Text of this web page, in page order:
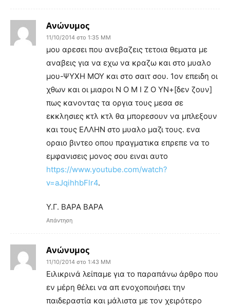
Ανώνυμος
11/10/2014 στο 1:35 ΜΜ
μου αρεσει που ανεβαζεις τετοια θεματα με
αναβεις για να εχω να κραζω και στο μυαλο
μου-ΨΥΧΗ ΜΟΥ και στο σαιτ σου. 1ον επειδη οι
χθων και οι μιαροι Ν Ο Μ Ι Ζ Ο ΥΝ+[δεν ζουν]
πως κανοντας τα οργια τους μεσα σε
εκκλησιες κτλ κτλ θα μπορεσουν να μπλεξουν
και τους ΕΛΛΗΝ στο μυαλο μαζι τους. ενα
οραιο βιντεο οπου πραγματικα επρεπε να το
εμφανισεις μονος σου ειναι αυτο
https://www.youtube.com/watch?
v=aJqihhbFlr4.
Υ.Γ. ΒΑΡΑ ΒΑΡΑ
Απάντηση
Ανώνυμος
11/10/2014 στο 1:43 ΜΜ
Ειλικρινά λείπαμε για το παραπάνω άρθρο που
εν μέρη θέλει να απ ενοχοποιήσει την
παιδεραστία και μάλιστα με τον χειρότερο